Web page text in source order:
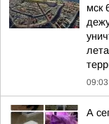
мск
09:03
А